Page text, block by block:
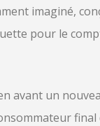
imaginé,
pour le
avant un
final